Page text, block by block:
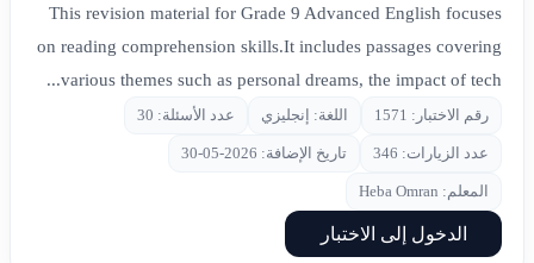
This revision material for Grade 9 Advanced English focuses
on reading comprehension skills.It includes passages covering
various themes such as personal dreams, the impact of tech...
رقم الاختبار: 1571 اللغة: إنجليزي عدد الأسئلة: 30
عدد الزيارات: 346 تاريخ الإضافة: 2026-05-30
المعلم: Heba Omran
الدخول إلى الاختبار